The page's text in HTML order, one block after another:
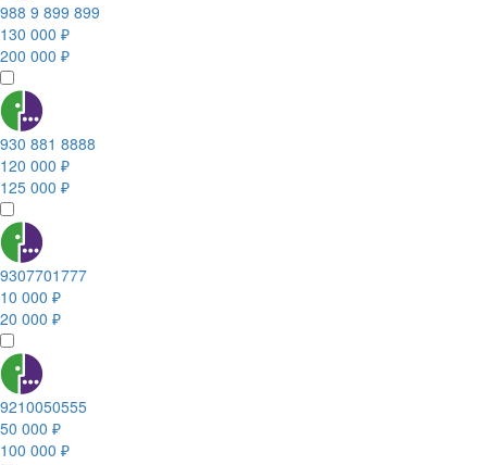
988 9 899 899
130 000 ₽
200 000 ₽
930 881 8888
120 000 ₽
125 000 ₽
9307701777
10 000 ₽
20 000 ₽
9210050555
50 000 ₽
100 000 ₽